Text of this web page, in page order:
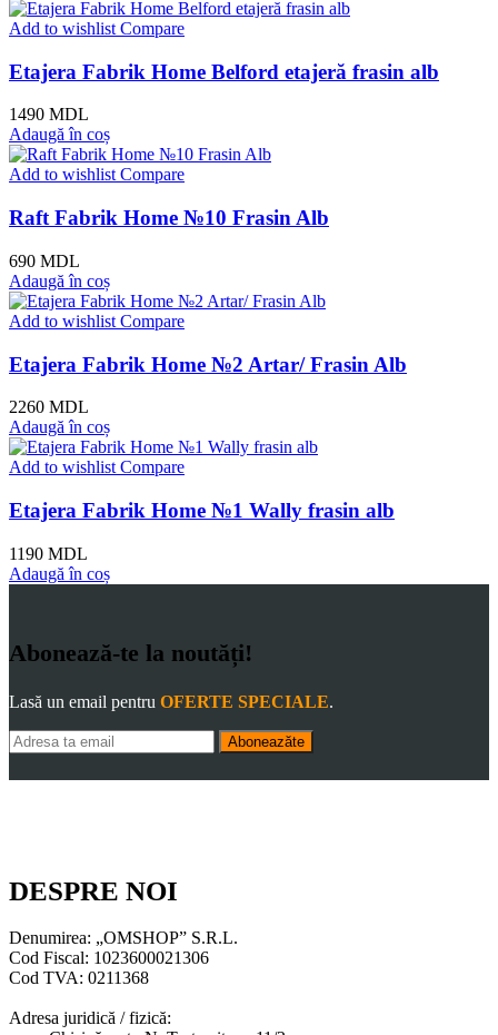
Add to wishlist Compare
Etajera Fabrik Home Belford etajeră frasin alb
1490 MDL
Adaugă în coș
Add to wishlistCompare
Raft Fabrik Home №10 Frasin Alb
690 MDL
Adaugă în coș
Add to wishlist Compare
Etajera Fabrik Home №2 Artar/ Frasin Alb
2260 MDL
Adaugă în coș
Add to wishlist Compare
Etajera Fabrik Home №1 Wally frasin alb
1190 MDL
Adaugă în coș
Abonează-te la noutăți!
Lasă un email pentru OFERTE SPECIALE.
Aboneazăte
DESPRE NOI
Denumirea: „OMSHOP” S.R.L.
Cod Fiscal: 1023600021306
Cod TVA: 0211368
Adresa juridică / fizică: